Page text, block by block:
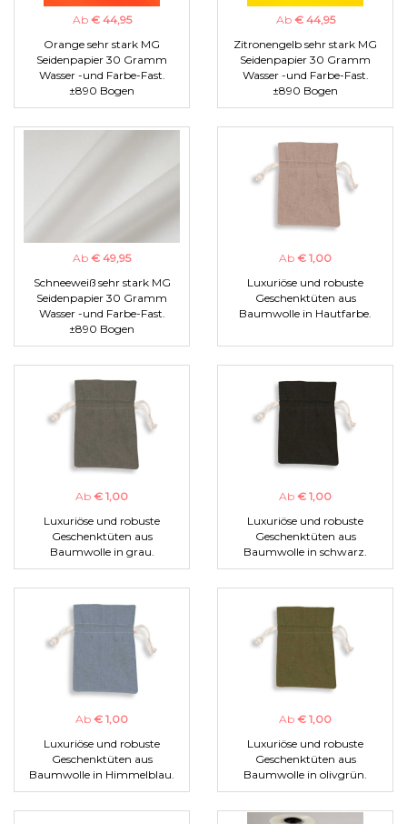
Ab € 44,95
Orange sehr stark MG
Seidenpapier 30 Gramm
Wasser -und Farbe-Fast.
±890 Bogen
Ab € 44,95
Zitronengelb sehr stark MG
Seidenpapier 30 Gramm
Wasser -und Farbe-Fast.
±890 Bogen
Ab € 49,95
Schneeweiß sehr stark MG
Seidenpapier 30 Gramm
Wasser -und Farbe-Fast.
±890 Bogen
Ab € 1,00
Luxuriöse und robuste
Geschenktüten aus
Baumwolle in Hautfarbe.
Ab € 1,00
Luxuriöse und robuste
Geschenktüten aus
Baumwolle in grau.
Ab € 1,00
Luxuriöse und robuste
Geschenktüten aus
Baumwolle in schwarz.
Ab € 1,00
Luxuriöse und robuste
Geschenktüten aus
Baumwolle in Himmelblau.
Ab € 1,00
Luxuriöse und robuste
Geschenktüten aus
Baumwolle in olivgrün.